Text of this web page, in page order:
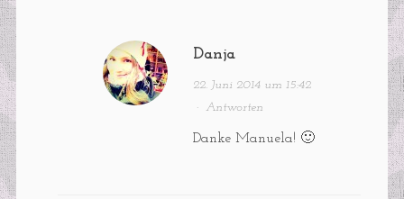
Danja
22. Juni 2014 um 15:42
· Antworten
Danke Manuela! 🙂